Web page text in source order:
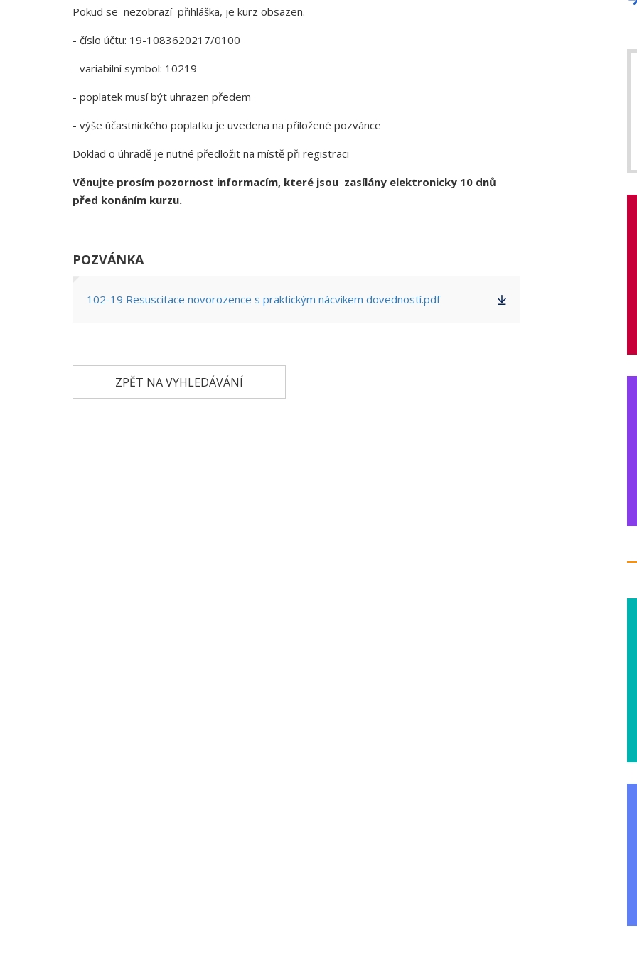
Pokud se nezobrazí přihláška, je kurz obsazen.
- číslo účtu: 19-1083620217/0100
- variabilní symbol: 10219
- poplatek musí být uhrazen předem
- výše účastnického poplatku je uvedena na přiložené pozvánce
Doklad o úhradě je nutné předložit na místě při registraci
Věnujte prosím pozornost informacím, které jsou zasílány elektronicky 10 dnů
před konáním kurzu.
POZVÁNKA
102-19 Resuscitace novorozence s praktickým nácvikem dovedností.pdf
ZPĚT NA VYHLEDÁVÁNÍ